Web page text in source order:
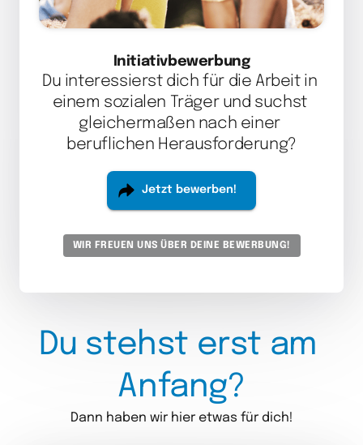
Initiativbewerbung
Du interessierst dich für die Arbeit in
einem sozialen Träger und suchst
gleichermaßen nach einer
beruflichen Herausforderung?
Jetzt bewerben!
WIR FREUEN UNS ÜBER DEINE BEWERBUNG!
Du stehst erst
Anfang?
Dann haben wir hier etwas für dich!